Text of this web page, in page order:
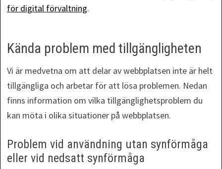
för digital förvaltning.
Kända problem med tillgängligheten
Vi är medvetna om att delar av webbplatsen inte är helt
tillgängliga och arbetar för att lösa problemen. Nedan
finns information om vilka tillgänglighetsproblem du
kan möta i olika situationer på webbplatsen.
Problem vid användning utan synförmåga
eller vid nedsatt synförmåga